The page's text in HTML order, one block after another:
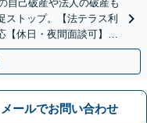
自己破産や法人の破産も
ストップ。【法テラス利
休日・夜間面談可】
メールでお問い合わせ